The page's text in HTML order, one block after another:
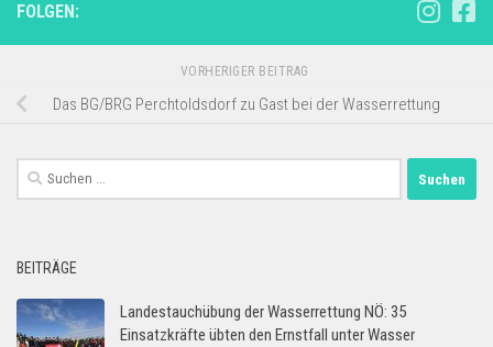
FOLGEN:
VORHERIGER BEITRAG
Das BG/BRG Perchtoldsdorf zu Gast bei der Wasserrettung
Suchen
nach:
BEITRÄGE
Landestauchübung der Wasserrettung NÖ: 35
Einsatzkräfte übten den Ernstfall unter Wasser